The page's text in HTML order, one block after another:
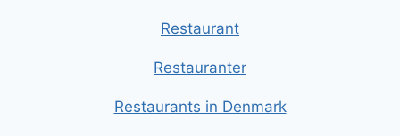
Restaurant
Restauranter
Restaurants in Denmark